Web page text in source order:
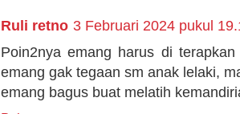
Ruli retno 3 Februari 2024 pukul
Poin2nya emang harus di
emang gak tegaan sm anak lelaki,
emang bagus buat melatih